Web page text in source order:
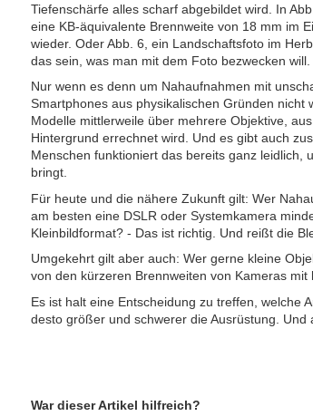
Tiefenschärfe alles scharf abgebildet wird. In
eine KB-äquivalente Brennweite von 18 mm im
wieder. Oder Abb. 6, ein Landschaftsfoto im
das sein, was man mit dem Foto bezwecken
Nur wenn es denn um Nahaufnahmen mit
Smartphones aus physikalischen Gründen
Modelle mittlerweile über mehrere Objektive,
Hintergrund errechnet wird. Und es gibt auch
Menschen funktioniert das bereits ganz leidlich,
bringt.
Für heute und die nähere Zukunft gilt: Wer
am besten eine DSLR oder Systemkamera
Kleinbildformat? - Das ist richtig. Und reißt die
Umgekehrt gilt aber auch: Wer gerne kleine
von den kürzeren Brennweiten von Kameras
Es ist halt eine Entscheidung zu treffen, welche
desto größer und schwerer die Ausrüstung. Und
War dieser Artikel hilfreich?